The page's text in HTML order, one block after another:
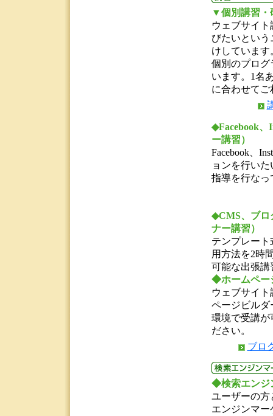
▼個別講習・
ウェブサイ
びたいとい
けしています
個別のプログ
います。1名
に合わせて
◆Facebook、
ー講習）
Facebook、
ョンを行い
指導を行なっ
◆CMS、ブロ
ナー講習）
テンプレー
用方法を2時
可能な出張講
◆ホームペー
ウェブサイ
ページビルダ
環境で受講が
ださい。
ブロ
◆検索エンジ
ユーザーの方
エンジンマ